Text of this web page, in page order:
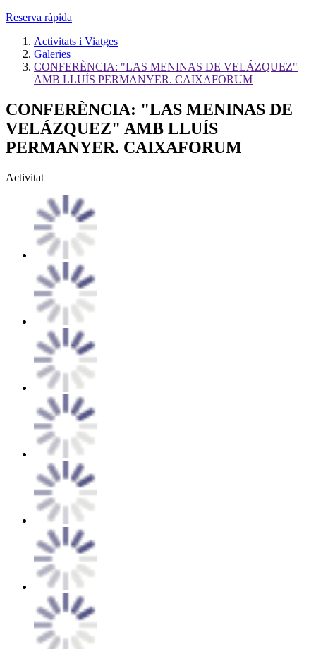
Reserva ràpida
Activitats i Viatges
Galeries
CONFERÈNCIA: "LAS MENINAS DE VELÁZQUEZ"
AMB LLUÍS PERMANYER. CAIXAFORUM
CONFERÈNCIA: "LAS MENINAS DE
VELÁZQUEZ" AMB LLUÍS
PERMANYER. CAIXAFORUM
Activitat